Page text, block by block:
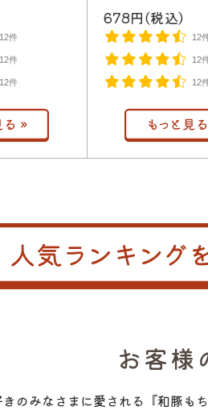
12件
12件
12件
678円(税込)
12
12
12
お客様
のみなさまに愛される『和豚も